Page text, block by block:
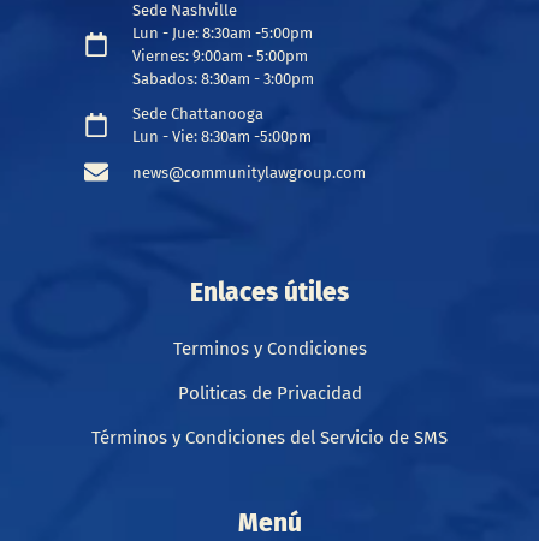
Sede Nashville
Lun - Jue: 8:30am -5:00pm
Viernes: 9:00am - 5:00pm
Sabados: 8:30am - 3:00pm
Sede Chattanooga
Lun - Vie: 8:30am -5:00pm
news@communitylawgroup.com
Enlaces útiles
Terminos y Condiciones
Politicas de Privacidad
Términos y Condiciones del Servicio de SMS
Menú